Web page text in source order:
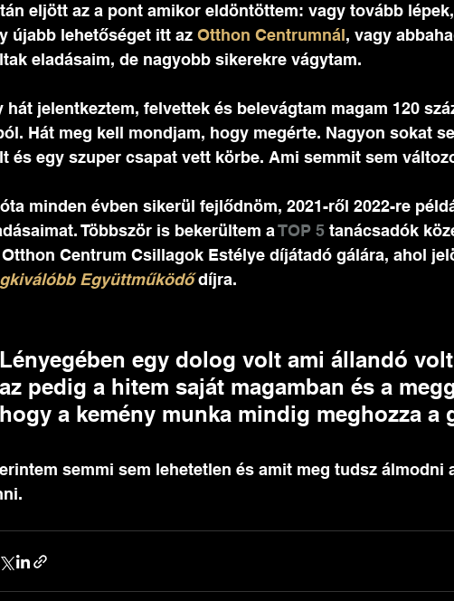
eljött az a pont amikor eldöntöttem: vagy tovább
újabb lehetőséget itt az Otthon Centrumnál, vagy
eladásaim, de nagyobb sikerekre vágytam.
hát jelentkeztem, felvettek és belevágtam magam 120
Hát meg kell mondjam, hogy megérte. Nagyon sokat
és egy szuper csapat vett körbe. Ami semmit sem
minden évben sikerül fejlődnöm, 2021-ről 2022-re
Többször is bekerültem a TOP 5 tanácsadók
Centrum Csillagok Estélye díjátadó gálára, ahol
Együttműködő díjra.
Lényegében egy dolog volt ami állandó
az pedig a hitem saját magamban és a
hogy a kemény munka mindig meghozza a
semmi sem lehetetlen és amit meg tudsz álmodni